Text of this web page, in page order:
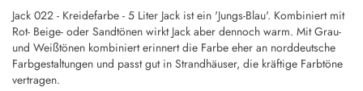
Jack 022 - Kreidefarbe - 5 Liter Jack ist ein 'Jungs-Blau'. Kombiniert mit
Rot- Beige- oder Sandtönen wirkt Jack aber dennoch warm. Mit Grau-
und Weißtönen kombiniert erinnert die Farbe eher an norddeutsche
Farbgestaltungen und passt gut in Strandhäuser, die kräftige Farbtöne
vertragen.